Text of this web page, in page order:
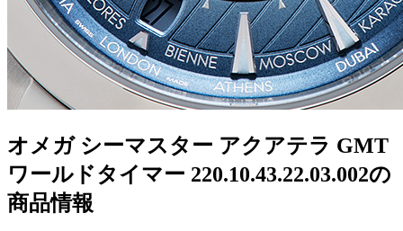
オメガ シーマスター アクアテラ GMT
ワールドタイマー 220.10.43.22.03.002の
商品情報